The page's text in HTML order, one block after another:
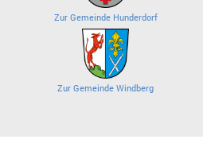
Zur Gemeinde Hunderdorf
Zur Gemeinde Windberg